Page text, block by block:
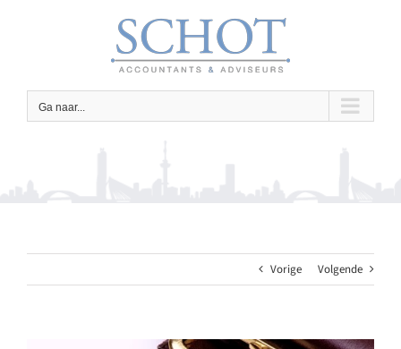
Ga naar...
Vorige Volgende